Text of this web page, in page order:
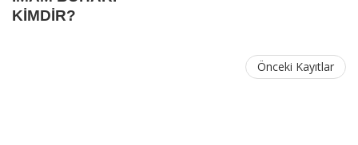
KİMDİR?
Önceki Kayıtlar